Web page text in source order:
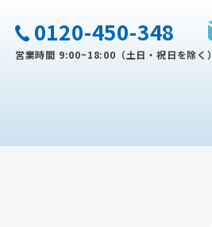
0120-450-348
営業時間 9:00~18:00（土日・祝日を除く）